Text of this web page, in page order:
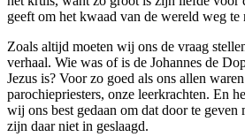
geeft om het kwaad van de wereld weg te
Zoals altijd moeten wij ons de vraag
verhaal. Wie was of is de Johannes de
Jezus is? Voor zo goed als ons allen
parochiepriesters, onze leerkrachten. En
wij ons best gedaan om dat door te geven
zijn daar niet in geslaagd.